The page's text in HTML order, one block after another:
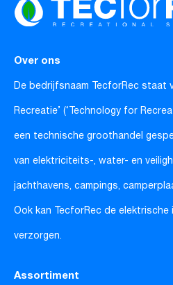
Over ons
De bedrijfsnaam TecforRec staat
Recreatie’ (‘Technology for
een technische groothandel
van elektriciteits-, water- en
jachthavens, campings,
Ook kan TecforRec de
verzorgen.
Assortiment